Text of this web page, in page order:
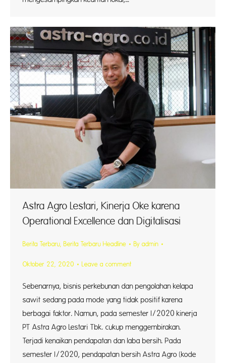
Astra Agro Lestari, Kinerja Oke karena
Operational Excellence dan Digitalisasi
Berita Terbaru, Berita Terbaru Headline By admin
Oktober 22, 2020 Leave a comment
Sebenarnya, bisnis perkebunan dan pengolahan kelapa
sawit sedang pada mode yang tidak positif karena
berbagai faktor. Namun, pada semester I/2020 kinerja
PT Astra Agro Lestari Tbk. cukup menggembirakan.
Terjadi kenaikan pendapatan dan laba bersih. Pada
semester I/2020, pendapatan bersih Astra Agro (kode